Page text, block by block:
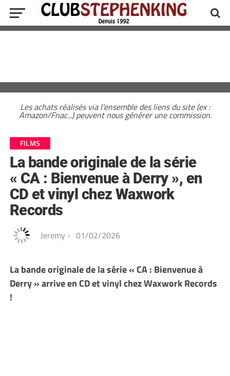
Les achats réalisés via l'ensemble des liens du site (ex :
Amazon/Fnac...) peuvent nous générer une commission.
FILMS
La bande originale de la série
« CA : Bienvenue à Derry », en
CD et vinyl chez Waxwork
Records
Jeremy - 01/02/2026
La bande originale de la série « CA : Bienvenue à
Derry » arrive en CD et vinyl chez Waxwork Records
!